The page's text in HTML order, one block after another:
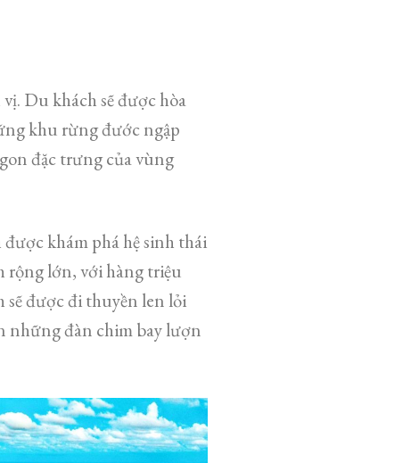
Du khách sẽ được hòa
khu rừng đước ngập
đặc trưng của vùng
khám phá hệ sinh thái
rộng lớn, với hàng triệu
sẽ được đi thuyền len lỏi
những đàn chim bay lượn